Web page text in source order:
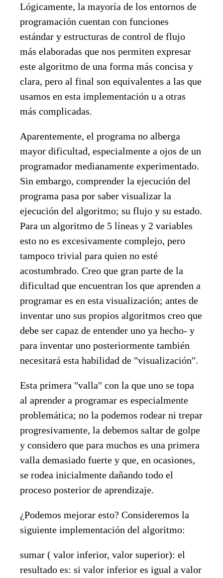
Lógicamente, la mayoría de los entornos de
programación cuentan con funciones
estándar y estructuras de control de flujo
más elaboradas que nos permiten expresar
este algoritmo de una forma más concisa y
clara, pero al final son equivalentes a las que
usamos en esta implementación u a otras
más complicadas.
Aparentemente, el programa no alberga
mayor dificultad, especialmente a ojos de un
programador medianamente experimentado.
Sin embargo, comprender la ejecución del
programa pasa por saber visualizar la
ejecución del algoritmo; su flujo y su estado.
Para un algoritmo de 5 líneas y 2 variables
esto no es excesivamente complejo, pero
tampoco trivial para quien no esté
acostumbrado. Creo que gran parte de la
dificultad que encuentran los que aprenden a
programar es en esta visualización; antes de
inventar uno sus propios algoritmos creo que
debe ser capaz de entender uno ya hecho- y
para inventar uno posteriormente también
necesitará esta habilidad de "visualización".
Esta primera "valla" con la que uno se topa
al aprender a programar es especialmente
problemática; no la podemos rodear ni trepar
progresivamente, la debemos saltar de golpe
y considero que para muchos es una primera
valla demasiado fuerte y que, en ocasiones,
se rodea inicialmente dañando todo el
proceso posterior de aprendizaje.
¿Podemos mejorar esto? Consideremos la
siguiente implementación del algoritmo:
sumar ( valor inferior, valor superior): el
resultado es: si valor inferior es igual a valor